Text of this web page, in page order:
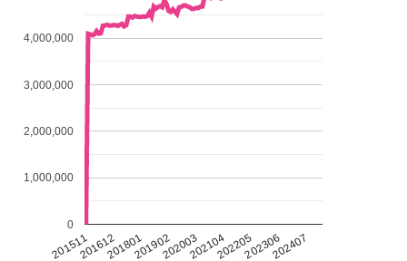
201511201612201801201902202003202104202205202306202407
0
1,000,000
2,000,000
3,000,000
4,000,000